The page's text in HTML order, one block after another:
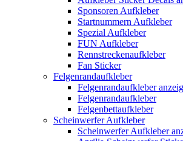
Sponsoren Aufkleber
Startnummern Aufkleber
Spezial Aufkleber
FUN Aufkleber
Rennstreckenaufkleber
Fan Sticker
Felgenrandaufkleber
Felgenrandaufkleber
Felgenrandaufkleber
Felgenbettaufkleber
Scheinwerfer Aufkleber
Scheinwerfer Aufkleber